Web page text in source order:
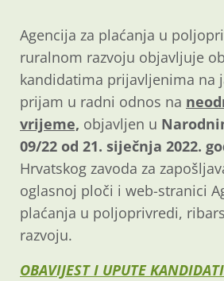
Agencija za plaćanja u
ruralnom razvoju objavljuje
kandidatima prijavljenima na
prijam u radni odnos na
vrijeme, objavljen u
09/22 od 21. siječnja 2022.
Hrvatskog zavoda za
oglasnoj ploči i web-stranici
plaćanja u poljoprivredi,
razvoju.
OBAVIJEST I UPUTE